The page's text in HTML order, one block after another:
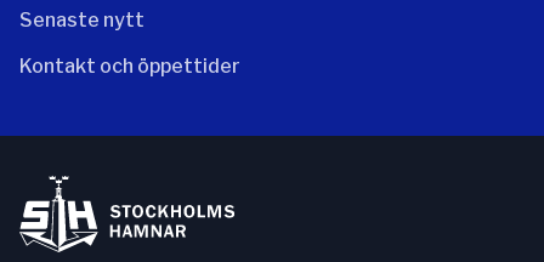
Senaste nytt
Kontakt och öppettider